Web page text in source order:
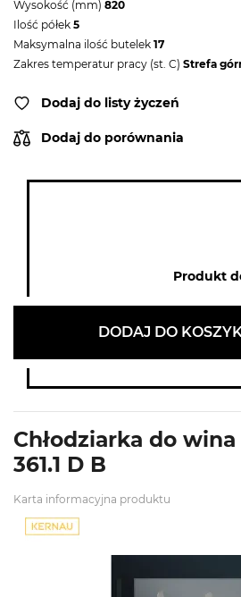
Wysokość (mm) 820
Ilość półek 5
Maksymalna ilość butelek 17
Zakres temperatur pracy (st. C) Strefa
Dodaj do listy życzeń
Dodaj do porównania
Produkt
DODAJ DO
Chłodziarka do
361.1 D B
Karta informacyjna produktu